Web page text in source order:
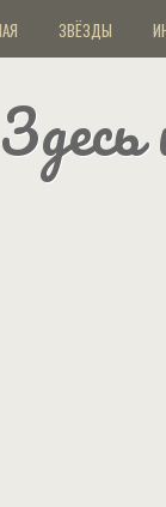
ЗВЁЗДЫ
Здесь